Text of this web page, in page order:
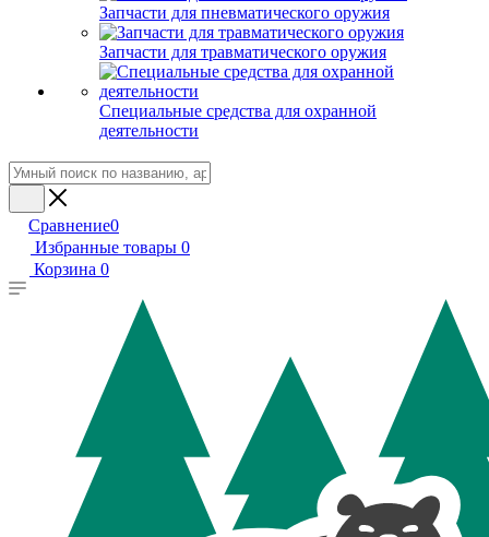
Запчасти для пневматического оружия
Запчасти для травматического оружия
Специальные средства для охранной
деятельности
Сравнение0
Избранные товары 0
Корзина 0